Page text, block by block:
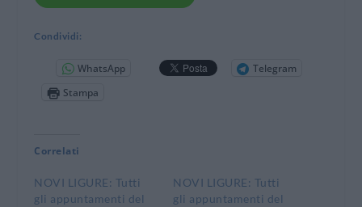
Condividi:
WhatsApp
Telegram
Stampa
Correlati
NOVI LIGURE: Tutti
gli appuntamenti del
NOVI LIGURE: Tutti
gli appuntamenti del